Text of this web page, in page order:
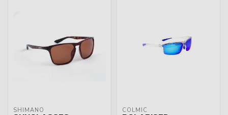
SHIMANO COLMIC